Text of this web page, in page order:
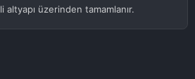
üzerinden tamamlanır.